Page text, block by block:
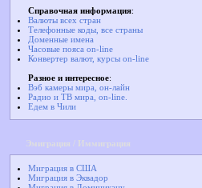
Справочная информация:
Валюты всех стран
Телефонные коды, все страны
Доменные имена
Часовые пояса on-line
Конвертер валют, курсы on-line
Разное и интересное:
Вэб камеры мира, он-лайн
Радио и ТВ мира, on-line.
Едем в Чили
Эмиграция / Иммиграция
Миграция в США
Миграция в Эквадор